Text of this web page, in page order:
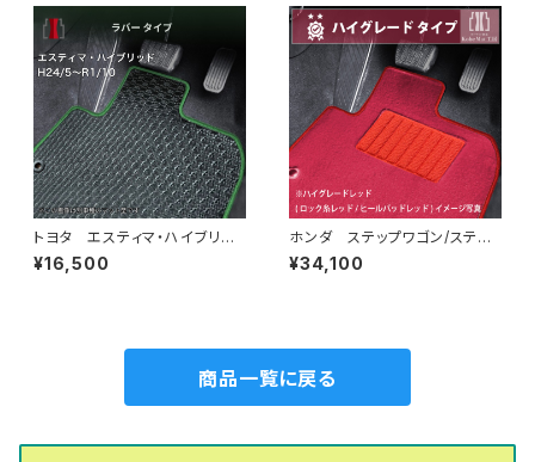
トヨタ エスティマ・ハイブリッ
ド H24/5〜R1/10（後期） 20
系 フロアマット一式 カーマッ
¥16,500
ホンダ ステップワゴン/ステッ
プワゴンスパーダ R4/5〜 R
P6/7/8 フロアマット一式 カ
¥34,100
商品一覧に戻る